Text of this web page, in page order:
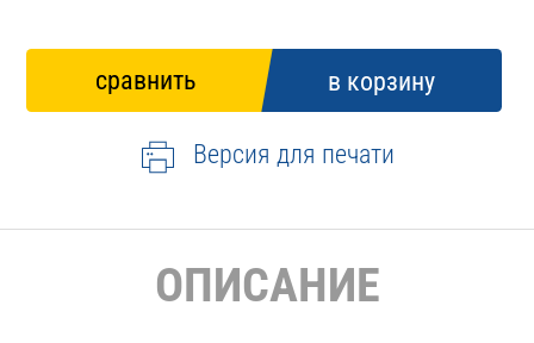
Версия для печати
ОПИСАНИЕ